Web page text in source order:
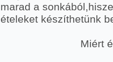
marad a
ételeket készíthetünk
Miért épp a